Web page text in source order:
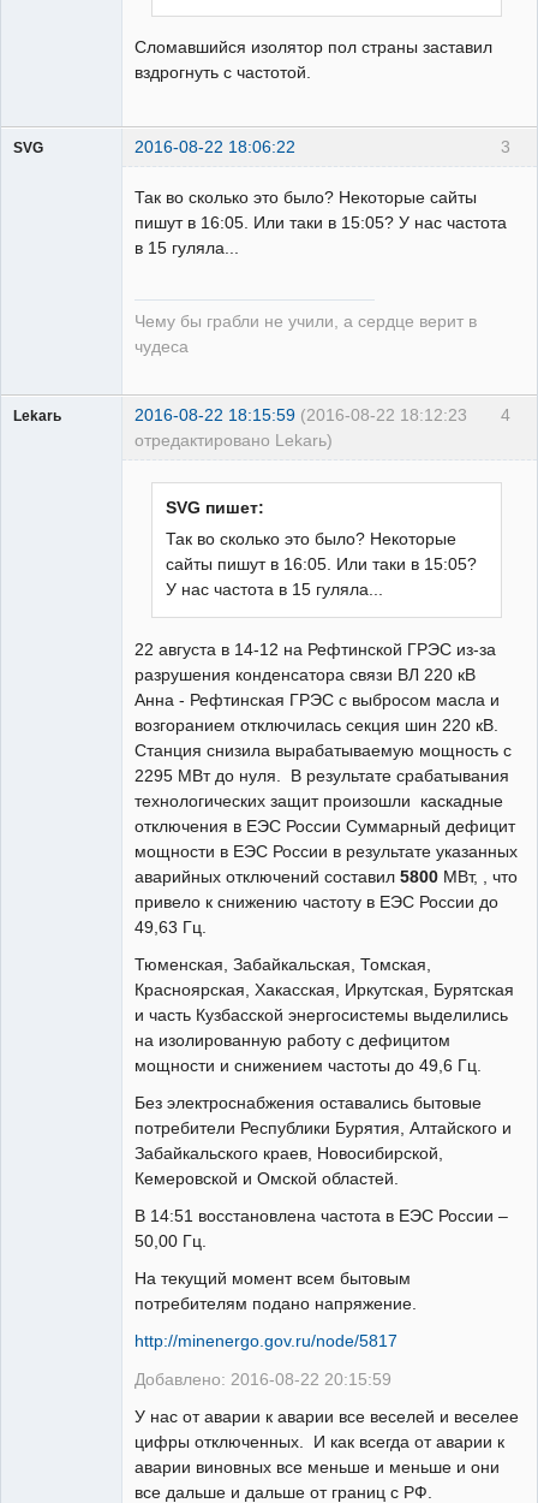
Сломавшийся изолятор пол страны заставил
вздрогнуть с частотой.
3
SVG 2016-08-22 18:06:22
Так во сколько это было? Некоторые сайты
пишут в 16:05. Или таки в 15:05? У нас частота
в 15 гуляла...
Чему бы грабли не учили, а сердце верит в
чудеса
4
Lekarь 2016-08-22 18:15:59 (2016-08-22 18:12:23
отредактировано Lekarь)
SVG пишет:
Так во сколько это было? Некоторые
сайты пишут в 16:05. Или таки в 15:05?
У нас частота в 15 гуляла...
22 августа в 14-12 на Рефтинской ГРЭС из-за
разрушения конденсатора связи ВЛ 220 кВ
Анна - Рефтинская ГРЭС с выбросом масла и
возгоранием отключилась секция шин 220 кВ.
Станция снизила вырабатываемую мощность с
2295 МВт до нуля. В результате срабатывания
технологических защит произошли каскадные
отключения в ЕЭС России Суммарный дефицит
мощности в ЕЭС России в результате указанных
аварийных отключений составил 5800 МВт, , что
привело к снижению частоту в ЕЭС России до
49,63 Гц.
Тюменская, Забайкальская, Томская,
Красноярская, Хакасская, Иркутская, Бурятская
и часть Кузбасской энергосистемы выделились
на изолированную работу с дефицитом
мощности и снижением частоты до 49,6 Гц.
Без электроснабжения оставались бытовые
потребители Республики Бурятия, Алтайского и
Забайкальского краев, Новосибирской,
Кемеровской и Омской областей.
В 14:51 восстановлена частота в ЕЭС России –
50,00 Гц.
На текущий момент всем бытовым
потребителям подано напряжение.
http://minenergo.gov.ru/node/5817
Добавлено: 2016-08-22 20:15:59
У нас от аварии к аварии все веселей и веселее
цифры отключенных. И как всегда от аварии к
аварии виновных все меньше и меньше и они
все дальше и дальше от границ с РФ.